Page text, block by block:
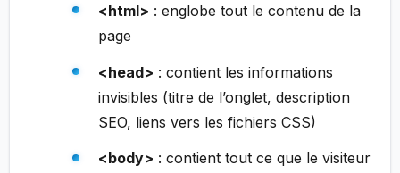
<html> : englobe tout le contenu de la
page
<head> : contient les informations
invisibles (titre de l’onglet, description
SEO, liens vers les fichiers CSS)
<body> : contient tout ce que le visiteur